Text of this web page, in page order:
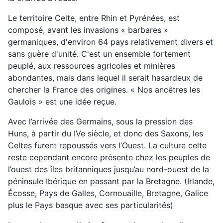
Le territoire Celte, entre Rhin et Pyrénées, est
composé, avant les invasions « barbares »
germaniques, d'environ 64 pays relativement divers et
sans guère d'unité. C'est un ensemble fortement
peuplé, aux ressources agricoles et minières
abondantes, mais dans lequel il serait hasardeux de
chercher la France des origines. « Nos ancêtres les
Gaulois » est une idée reçue.
Avec l’arrivée des Germains, sous la pression des
Huns, à partir du IVe siècle, et donc des Saxons, les
Celtes furent repoussés vers l’Ouest. La culture celte
reste cependant encore présente chez les peuples de
l’ouest des îles britanniques jusqu’au nord-ouest de la
péninsule Ibérique en passant par la Bretagne. (Irlande,
Écosse, Pays de Galles, Cornouaille, Bretagne, Galice
plus le Pays basque avec ses particularités)